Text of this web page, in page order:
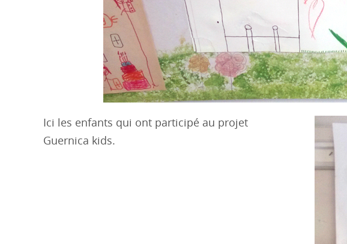
Ici les enfants qui ont participé au projet
Guernica kids.